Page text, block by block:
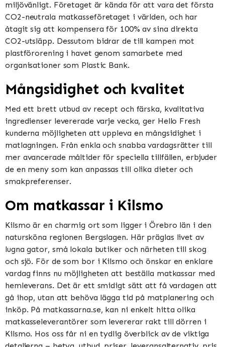
miljövänligt. Företaget är kända för att vara det första
CO2-neutrala matkasseföretaget i världen, och har
åtagit sig att kompensera för 100% av sina direkta
CO2-utsläpp. Dessutom bidrar de till kampen mot
plastförorening i havet genom samarbete med
organisationer som Plastic Bank.
Mångsidighet och kvalitet
Med ett brett utbud av recept och färska, kvalitativa
ingredienser levererade varje vecka, ger Hello Fresh
kunderna möjligheten att uppleva en mångsidighet i
matlagningen. Från enkla och snabba vardagsrätter till
mer avancerade måltider för speciella tillfällen, erbjuder
de en meny som kan anpassas till olika dieter och
smakpreferenser.
Om matkassar i Kilsmo
Kilsmo är en charmig ort som ligger i Örebro län i den
natursköna regionen Bergslagen. Här präglas livet av
lugna gator, små lokala butiker och närheten till skog
och sjö. För de som bor i Kilsmo och önskar en enklare
vardag finns nu möjligheten att beställa matkassar med
hemleverans. Det är ett smidigt sätt att få vardagen att
gå ihop, utan att behöva lägga tid på matplanering och
inköp. På matkassarna.se, kan ni enkelt hitta olika
matkasseleverantörer som levererar rakt till dörren i
Kilsmo. Hos oss får ni en tydlig överblick av de viktiga